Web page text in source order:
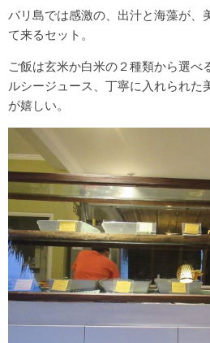
バリ島では感激の、出汁と海藻が、
て来るセット。
ご飯は玄米か白米の２種類から選べ
ルシージュース、丁寧に入れられた
が嬉しい。